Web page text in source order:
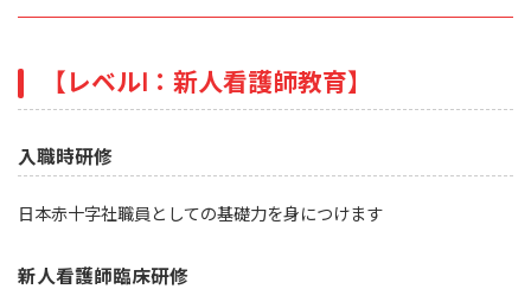
【レベルⅠ：新人看護師教育】
入職時研修
日本赤十字社職員としての基礎力を身につけます
新人看護師臨床研修